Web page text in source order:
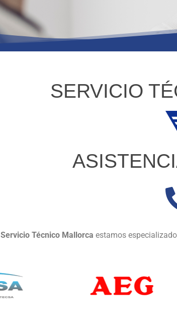
SERVICIO
Servicio Técnico Mallorca estamos